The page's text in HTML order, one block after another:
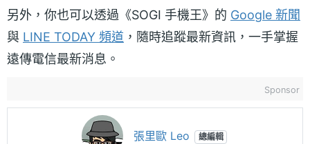
另外，你也可以透過《SOGI 手機王》的 Google 新聞
與 LINE TODAY 頻道 ，隨時追蹤最新資訊，一手掌握
遠傳電信最新消息。
Sponsor
張里歐 Leo 總編輯